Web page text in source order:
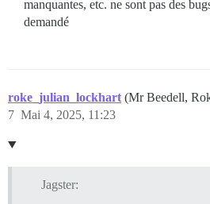
manquantes, etc. ne sont pas des
demandé
roke_julian_lockhart (Mr Beedell,
Mai 4, 2025, 11:23
7
Jagster: